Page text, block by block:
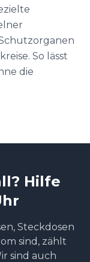
So lässt
die
Hilfe
Steckdosen
sind, zählt
sind auch